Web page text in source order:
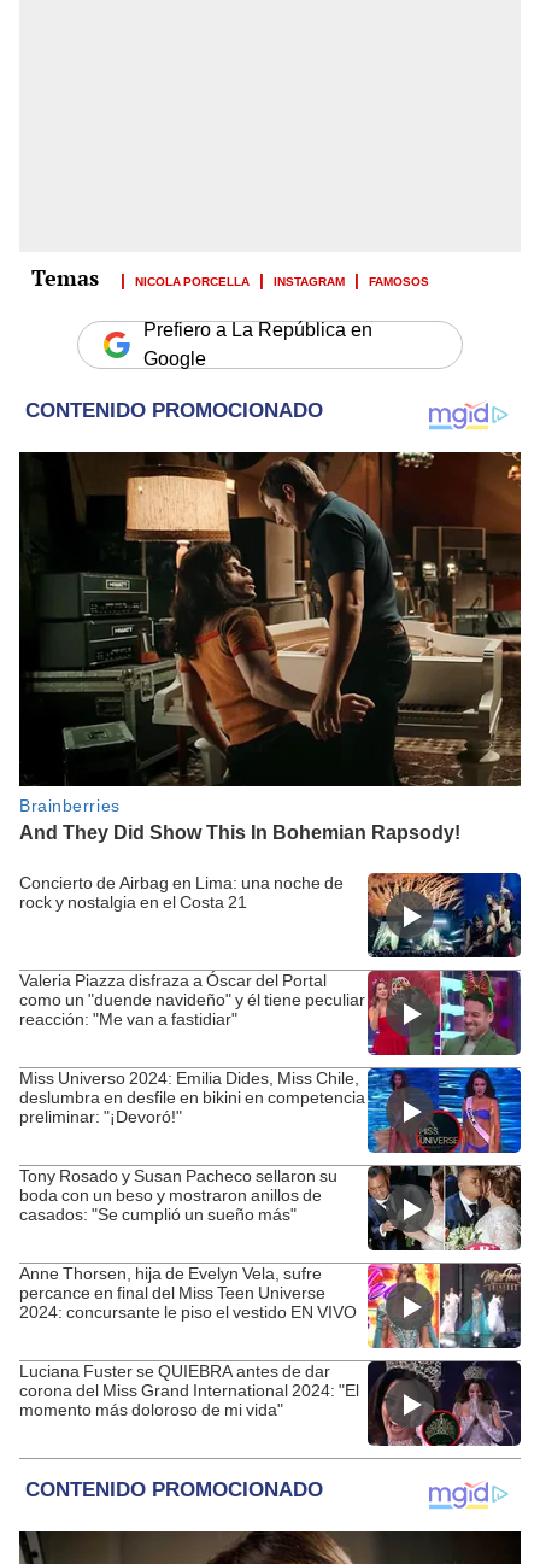
NICOLA PORCELLA INSTAGRAM FAMOSOS
Prefiero a La República en
Google
Concierto de Airbag en Lima: una noche de
rock y nostalgia en el Costa 21
Valeria Piazza disfraza a Óscar del Portal
como un "duende navideño" y él tiene peculiar
reacción: "Me van a fastidiar"
Miss Universo 2024: Emilia Dides, Miss Chile,
deslumbra en desfile en bikini en competencia
preliminar: "¡Devoró!"
Tony Rosado y Susan Pacheco sellaron su
boda con un beso y mostraron anillos de
casados: "Se cumplió un sueño más"
Anne Thorsen, hija de Evelyn Vela, sufre
percance en final del Miss Teen Universe
2024: concursante le piso el vestido EN VIVO
Luciana Fuster se QUIEBRA antes de dar
corona del Miss Grand International 2024: "El
momento más doloroso de mi vida"